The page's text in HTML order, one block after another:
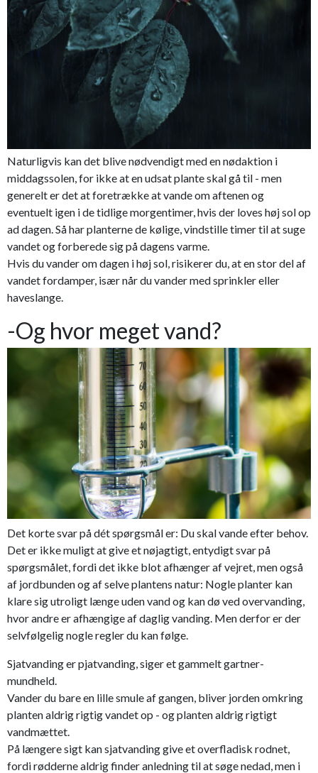
Naturligvis kan det blive nødvendigt med en nødaktion i
middagssolen, for ikke at en udsat plante skal gå til - men
generelt er det at foretrække at vande om aftenen og
eventuelt igen i de tidlige morgentimer, hvis der loves høj sol op
ad dagen. Så har planterne de kølige, vindstille timer til at suge
vandet og forberede sig på dagens varme.
Hvis du vander om dagen i høj sol, risikerer du, at en stor del af
vandet fordamper, især når du vander med sprinkler eller
haveslange.
-Og hvor meget vand?
Det korte svar på dét spørgsmål er: Du skal vande efter behov.
Det er ikke muligt at give et nøjagtigt, entydigt svar på
spørgsmålet, fordi det ikke blot afhænger af vejret, men også
af jordbunden og af selve plantens natur: Nogle planter kan
klare sig utroligt længe uden vand og kan dø ved overvanding,
hvor andre er afhængige af daglig vanding. Men derfor er der
selvfølgelig nogle regler du kan følge.
Sjatvanding er pjatvanding, siger et gammelt gartner-
mundheld.
Vander du bare en lille smule af gangen, bliver jorden omkring
planten aldrig rigtig vandet op - og planten aldrig rigtigt
vandmættet.
På længere sigt kan sjatvanding give et overfladisk rodnet,
fordi rødderne aldrig finder anledning til at søge nedad, men i